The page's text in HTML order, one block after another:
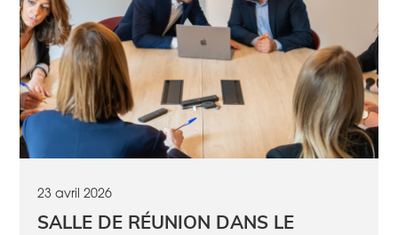
23 avril 2026
SALLE DE RÉUNION DANS LE